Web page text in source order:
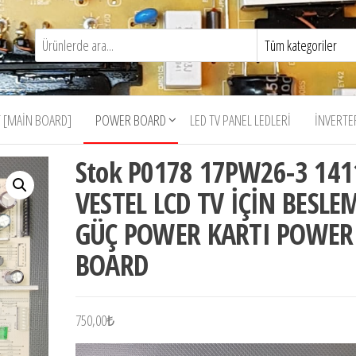
[MAIN BOARD] POWER BOARD LED TV PANEL LEDLERI
Stok P0178 17PW26-3
VESTEL LCD TV İÇİN
GÜÇ POWER KARTI POWER
BOARD
750,00₺